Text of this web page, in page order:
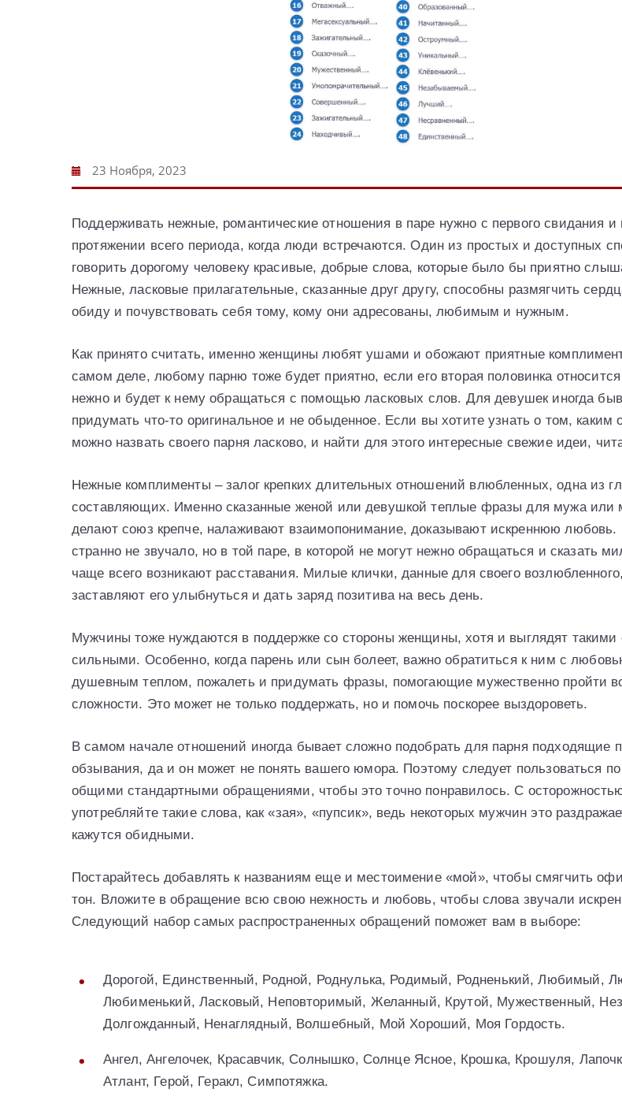
23 Ноября, 2023
Поддерживать нежные, романтические отношения в паре нужно с первого свидания и
протяжении всего периода, когда люди встречаются. Один из простых и доступных
говорить дорогому человеку красивые, добрые слова, которые было бы приятно
Нежные, ласковые прилагательные, сказанные друг другу, способны размягчить
обиду и почувствовать себя тому, кому они адресованы, любимым и нужным.
Как принято считать, именно женщины любят ушами и обожают приятные
самом деле, любому парню тоже будет приятно, если его вторая половинка
нежно и будет к нему обращаться с помощью ласковых слов. Для девушек иногда
придумать что-то оригинальное и не обыденное. Если вы хотите узнать о том, каким
можно назвать своего парня ласково, и найти для этого интересные свежие идеи,
Нежные комплименты – залог крепких длительных отношений влюбленных, одна из
составляющих. Именно сказанные женой или девушкой теплые фразы для мужа или
делают союз крепче, налаживают взаимопонимание, доказывают искреннюю любовь.
странно не звучало, но в той паре, в которой не могут нежно обращаться и сказать
чаще всего возникают расставания. Милые клички, данные для своего возлюбленного,
заставляют его улыбнуться и дать заряд позитива на весь день.
Мужчины тоже нуждаются в поддержке со стороны женщины, хотя и выглядят такими
сильными. Особенно, когда парень или сын болеет, важно обратиться к ним с
душевным теплом, пожалеть и придумать фразы, помогающие мужественно пройти
сложности. Это может не только поддержать, но и помочь поскорее выздороветь.
В самом начале отношений иногда бывает сложно подобрать для парня подходящие
обзывания, да и он может не понять вашего юмора. Поэтому следует пользоваться
общими стандартными обращениями, чтобы это точно понравилось. С
употребляйте такие слова, как «зая», «пупсик», ведь некоторых мужчин это
кажутся обидными.
Постарайтесь добавлять к названиям еще и местоимение «мой», чтобы смягчить
тон. Вложите в обращение всю свою нежность и любовь, чтобы слова звучали
Следующий набор самых распространенных обращений поможет вам в выборе:
Дорогой, Единственный, Родной, Роднулька, Родимый, Родненький, Любимый,
Любименький, Ласковый, Неповторимый, Желанный, Крутой, Мужественный,
Долгожданный, Ненаглядный, Волшебный, Мой Хороший, Моя Гордость.
Ангел, Ангелочек, Красавчик, Солнышко, Солнце Ясное, Крошка, Крошуля,
Атлант, Герой, Геракл, Симпотяжка.